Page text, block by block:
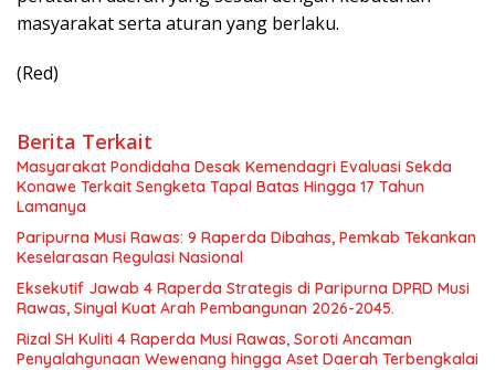
masyarakat serta aturan yang berlaku.
(Red)
Berita Terkait
Masyarakat Pondidaha Desak Kemendagri Evaluasi Sekda
Konawe Terkait Sengketa Tapal Batas Hingga 17 Tahun
Lamanya
Paripurna Musi Rawas: 9 Raperda Dibahas, Pemkab Tekankan
Keselarasan Regulasi Nasional
Eksekutif Jawab 4 Raperda Strategis di Paripurna DPRD Musi
Rawas, Sinyal Kuat Arah Pembangunan 2026-2045.
Rizal SH Kuliti 4 Raperda Musi Rawas, Soroti Ancaman
Penyalahgunaan Wewenang hingga Aset Daerah Terbengkalai